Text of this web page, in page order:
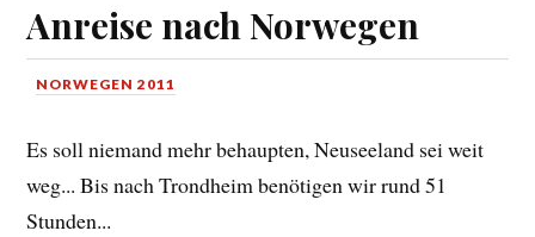
Anreise nach Norwegen
NORWEGEN 2011
Es soll niemand mehr behaupten, Neuseeland sei weit
weg... Bis nach Trondheim benötigen wir rund 51
Stunden...